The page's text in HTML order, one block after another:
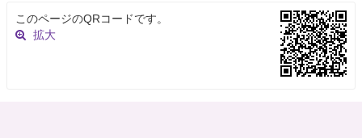
このページのQRコードです。
拡大